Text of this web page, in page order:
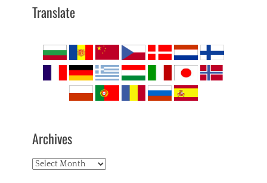
Translate
Archives
Archives